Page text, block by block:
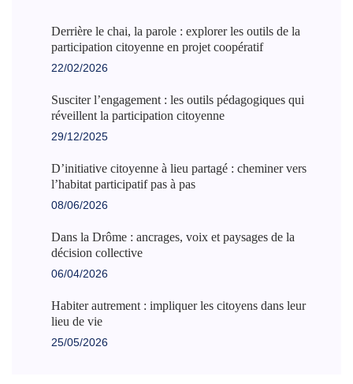
Derrière le chai, la parole : explorer les outils de la
participation citoyenne en projet coopératif
22/02/2026
Susciter l’engagement : les outils pédagogiques qui
réveillent la participation citoyenne
29/12/2025
D’initiative citoyenne à lieu partagé : cheminer vers
l’habitat participatif pas à pas
08/06/2026
Dans la Drôme : ancrages, voix et paysages de la
décision collective
06/04/2026
Habiter autrement : impliquer les citoyens dans leur
lieu de vie
25/05/2026